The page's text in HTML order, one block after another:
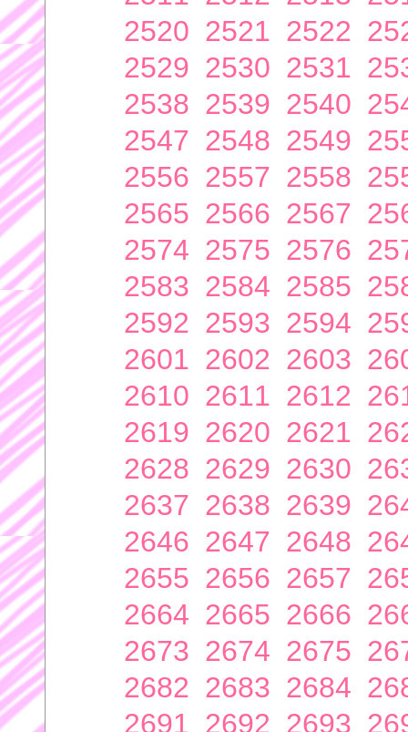
2520 2521 2522
2529 2530 2531
2538 2539 2540
2547 2548 2549
2556 2557 2558
2565 2566 2567
2574 2575 2576
2583 2584 2585
2592 2593 2594
2601 2602 2603
2610 2611 2612
2619 2620 2621
2628 2629 2630
2637 2638 2639
2646 2647 2648
2655 2656 2657
2664 2665 2666
2673 2674 2675
2682 2683 2684
2691 2692 2693